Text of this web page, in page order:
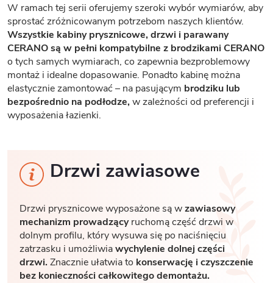
W ramach tej serii oferujemy szeroki wybór wymiarów, aby
sprostać zróżnicowanym potrzebom naszych klientów.
Wszystkie kabiny prysznicowe, drzwi i parawany
CERANO są w pełni kompatybilne z brodzikami CERANO
o tych samych wymiarach, co zapewnia bezproblemowy
montaż i idealne dopasowanie. Ponadto kabinę można
elastycznie zamontować – na pasującym brodziku lub
bezpośrednio na podłodze,w zależności od preferencji i
wyposażenia łazienki.
Drzwi zawiasowe
Drzwi prysznicowe wyposażone są wzawiasowy
mechanizm prowadzącyruchomą część drzwi w
dolnym profilu, który wysuwa się po naciśnięciu
zatrzasku i umożliwiawychylenie dolnej części
drzwi.Znacznie ułatwia to konserwację i czyszczenie
bez konieczności całkowitego demontażu.